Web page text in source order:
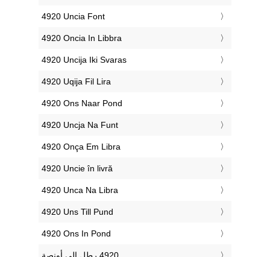
‎4920 Uncia Font
‎4920 Oncia In Libbra
‎4920 Uncija Iki Svaras
‎4920 Uqija Fil Lira
‎4920 Ons Naar Pond
‎4920 Uncja Na Funt
‎4920 Onça Em Libra
‎4920 Uncie în livră
‎4920 Unca Na Libra
‎4920 Uns Till Pund
‎4920 Ons In Pond